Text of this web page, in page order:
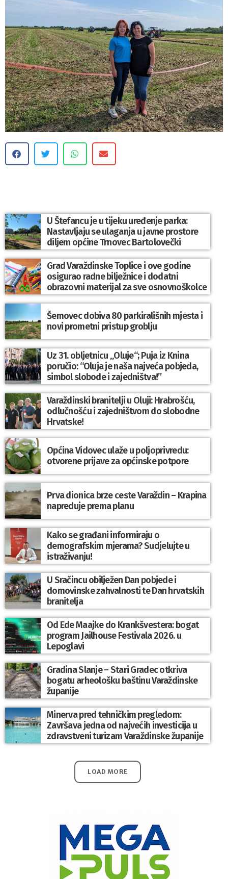
U Štefancu je u tijeku uređenje parka:
Nastavljaju se ulaganja u javne prostore
diljem općine Trnovec Bartolovečki
Grad Varaždinske Toplice i ove godine
osigurao radne bilježnice i dodatni
obrazovni materijal za sve osnovnoškolce
Šemovec dobiva 80 parkirališnih mjesta i
novi prometni pristup groblju
Uz 31. obljetnicu „Oluje“; Puja iz Knina
poručio: “Oluja je naša najveća pobjeda,
simbol slobode i zajedništva!”
Varaždinski branitelji u Oluji: Hrabrošću,
odlučnošću i zajedništvom do slobodne
Hrvatske!
Općina Vidovec ulaže u poljoprivredu:
otvorene prijave za općinske potpore
Prva dionica brze ceste Varaždin – Krapina
napreduje prema planu
Kako se građani informiraju o
demografskim mjerama? Sudjelujte u
istraživanju!
U Sračincu obilježen Dan pobjede i
domovinske zahvalnosti te Dan hrvatskih
branitelja
Od Ede Maajke do Krankšvestera: bogat
program Jailhouse Festivala 2026. u
Lepoglavi
Gradina Slanje – Stari Gradec otkriva
bogatu arheološku baštinu Varaždinske
županije
Minerva pred tehničkim pregledom:
Završava jedna od najvećih investicija u
zdravstveni turizam Varaždinske županije
LOAD MORE